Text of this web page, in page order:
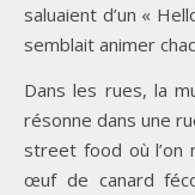
saluaient d’un «
semblait animer
Dans les rues, la
résonne dans une
street food où l’on
œuf de canard